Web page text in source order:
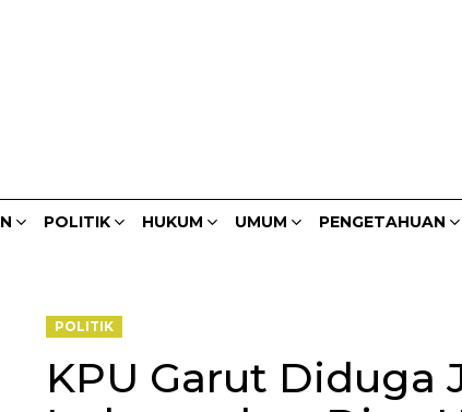
POLITIK HUKUM UMUM PENGETAHUAN
POLITIK
KPU Garut Diduga